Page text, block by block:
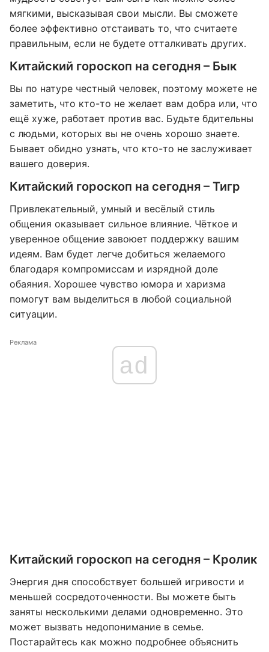
мягкими, высказывая свои мысли. Вы сможете
более эффективно отстаивать то, что считаете
правильным, если не будете отталкивать других.
Китайский гороскоп на сегодня – Бык
Вы по натуре честный человек, поэтому можете не
заметить, что кто-то не желает вам добра или, что
ещё хуже, работает против вас. Будьте бдительны
с людьми, которых вы не очень хорошо знаете.
Бывает обидно узнать, что кто-то не заслуживает
вашего доверия.
Китайский гороскоп на сегодня – Тигр
Привлекательный, умный и весёлый стиль
общения оказывает сильное влияние. Чёткое и
уверенное общение завоюет поддержку вашим
идеям. Вам будет легче добиться желаемого
благодаря компромиссам и изрядной доле
обаяния. Хорошее чувство юмора и харизма
помогут вам выделиться в любой социальной
ситуации.
Реклама
ad
Китайский гороскоп на сегодня – Кролик
Энергия дня способствует большей игривости и
меньшей сосредоточенности. Вы можете быть
заняты несколькими делами одновременно. Это
может вызвать недопонимание в семье.
Постарайтесь как можно подробнее объяснить